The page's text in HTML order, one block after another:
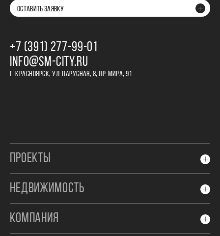
ОСТАВИТЬ ЗАЯВКУ
+7 (391) 277‒99‒01
INFO@SM-CITY.RU
Г. КРАСНОЯРСК, УЛ. ПАРУСНАЯ, 8, ПР. МИРА, 91
ПРОЕКТЫ
НЕДВИЖИМОСТЬ
КОМПАНИЯ